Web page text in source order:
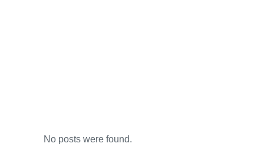
No posts were found.